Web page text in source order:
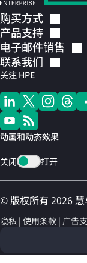
购买方式
产品支持
电子邮件销售
联系我们
关注 HPE
动画和动态效果
关闭 打开
© 版权所有 2026
隐私 使用条款 广告